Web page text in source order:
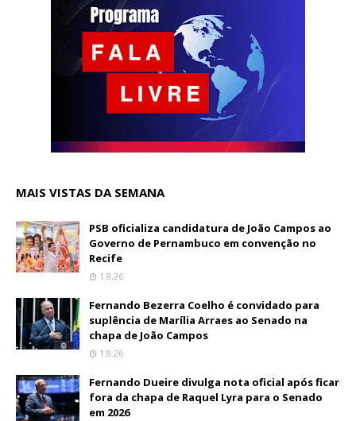
MAIS VISTAS DA SEMANA
PSB oficializa candidatura de João Campos ao
Governo de Pernambuco em convenção no
Recife
1.8.26
Fernando Bezerra Coelho é convidado para
suplência de Marília Arraes ao Senado na
chapa de João Campos
1.8.26
Fernando Dueire divulga nota oficial após ficar
fora da chapa de Raquel Lyra para o Senado
em 2026